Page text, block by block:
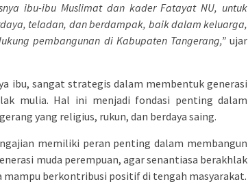
ibu-ibu Muslimat dan kader Fatayat NU, untuk
teladan, dan berdampak, baik dalam keluarga,
pembangunan di Kabupaten Tangerang,” ujar
ibu, sangat strategis dalam membentuk generasi
mulia. Hal ini menjadi fondasi penting dalam
yang religius, rukun, dan berdaya saing.
memiliki peran penting dalam membangun
muda perempuan, agar senantiasa berakhlak
berkontribusi positif di tengah masyarakat.